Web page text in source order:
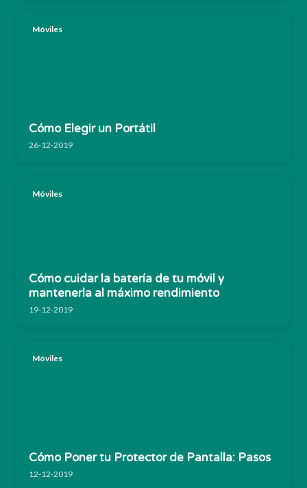
Móviles
Cómo Elegir un Portátil
26-12-2019
Móviles
Cómo cuidar la batería de tu móvil y
mantenerla al máximo rendimiento
19-12-2019
Móviles
Cómo Poner tu Protector de Pantalla: Pasos
12-12-2019